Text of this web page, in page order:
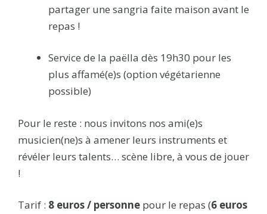
partager une sangria faite maison avant le
repas !
Service de la paëlla dès 19h30 pour les
plus affamé(e)s (option végétarienne
possible)
Pour le reste : nous invitons nos ami(e)s
musicien(ne)s à amener leurs instruments et
révéler leurs talents… scène libre, à vous de jouer
!
Tarif : 8 euros/ personne pour le repas (6 euros